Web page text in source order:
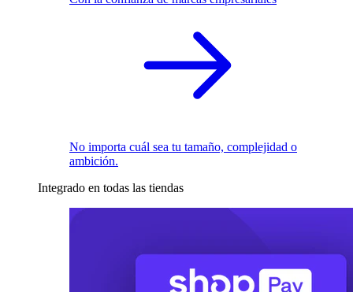
No importa cuál sea tu tamaño, complejidad o
ambición.
Integrado en todas las tiendas